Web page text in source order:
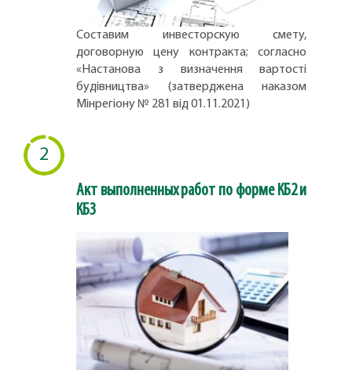
Составим инвесторскую смету,
договорную цену контракта; согласно
«Настанова з визначення вартості
будівництва» (затверджена наказом
Мінрегіону № 281 від 01.11.2021)
2
Акт выполненных работ по форме КБ2 и
КБ3